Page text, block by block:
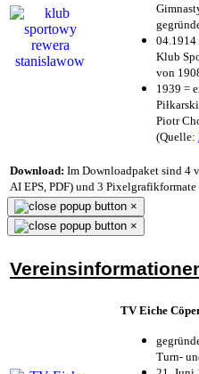
04.1914
Klub
von
1939 =
Piotr
(Quelle:
Download: Im Downloadpaket sind 4
AI EPS, PDF) und 3 Pixelgrafikformate
×
×
TV Eiche
Turn-